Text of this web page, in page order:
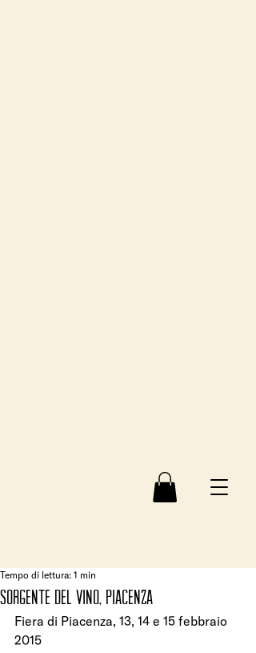
sorgente del vino, piacenza
Tempo di lettura: 1 min
Fiera di Piacenza, 13, 14 e 15 febbraio
2015